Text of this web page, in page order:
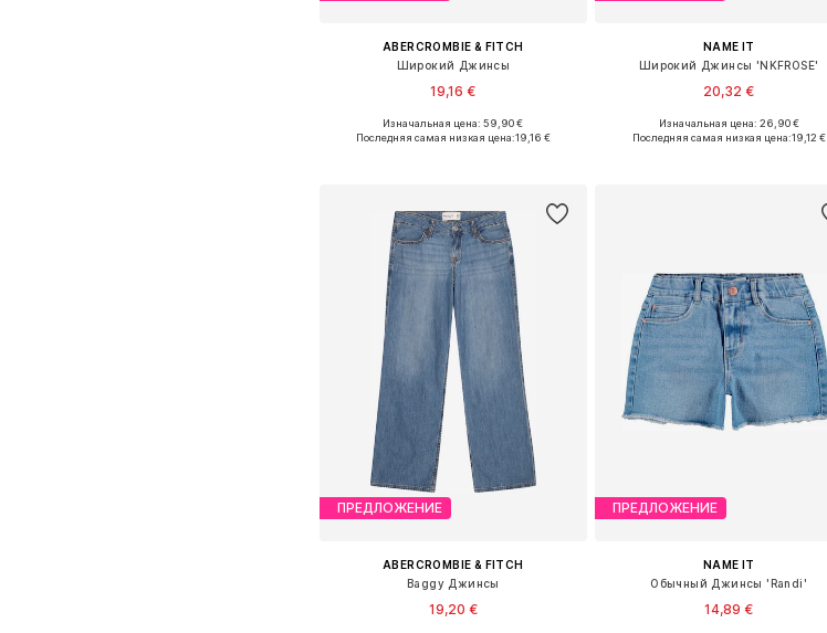
ABERCROMBIE & FITCH
Широкий Джинсы
19,16 €
Доступно множество размеров
Изначальная цена: 59,90 €
Последняя самая низкая цена:19,16 €
NAME IT
Широкий Джинсы 'NKFROSE'
20,32 €
+3
Доступно множество размеров
Изначальная цена: 26,90 €
Последняя самая низкая цена:19,12 €
ПРЕДЛОЖЕНИЕ
ABERCROMBIE & FITCH
Baggy Джинсы
19,20 €
ПРЕДЛОЖЕНИЕ
NAME IT
Обычный Джинсы 'Randi'
14,89 €